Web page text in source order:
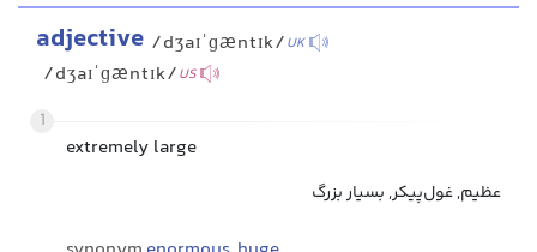
adjective /dʒaɪˈɡæntɪk/UK
/dʒaɪˈɡæntɪk/US
1
extremely large
عظیم, غول‌پیکر, بسیار بزرگ